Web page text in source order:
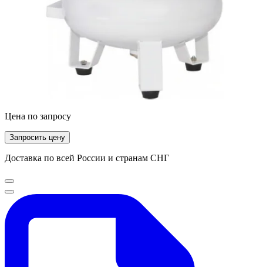
Цена по запросу
Запросить цену
Доставка по всей России и странам СНГ